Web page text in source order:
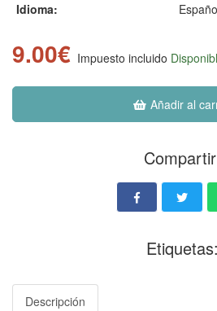
Idioma:
9.00€ Impuesto incluido
Añadir al
Etiquetas:
Descripción